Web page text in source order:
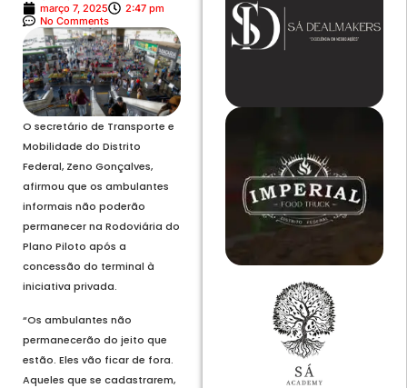
março 7, 2025
2:47 pm
No Comments
O secretário de Transporte e
Mobilidade do Distrito
Federal, Zeno Gonçalves,
afirmou que os ambulantes
informais não poderão
permanecer na Rodoviária do
Plano Piloto após a
concessão do terminal à
iniciativa privada.
“Os ambulantes não
permanecerão do jeito que
estão. Eles vão ficar de fora.
Aqueles que se cadastrarem,